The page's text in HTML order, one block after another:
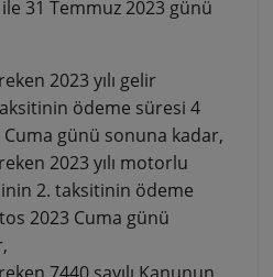
31 Temmuz 2023 günü
2023 yılı gelir
ödeme süresi 4
günü sonuna kadar,
2023 yılı motorlu
2. taksitinin ödeme
2023 Cuma günü